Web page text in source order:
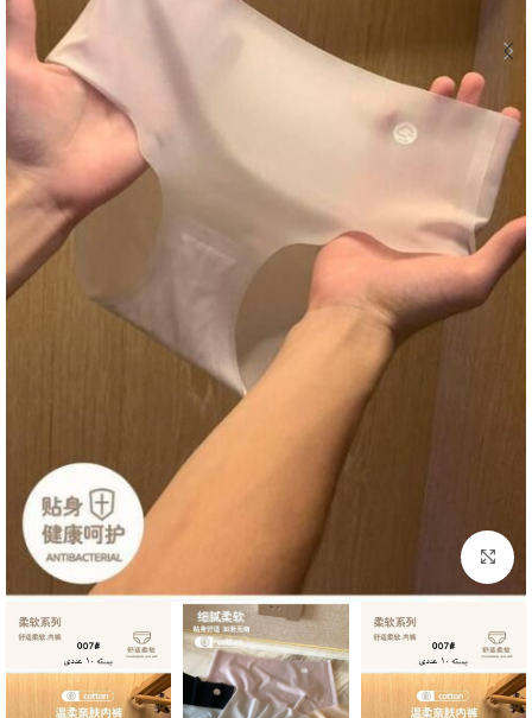
بزرگنمایی تصویر